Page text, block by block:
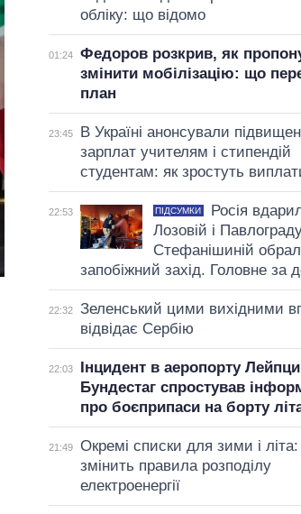
обліку: що відомо
01:24
Федоров розкрив, як
змінити мобілізацію: що
план
23:45
В Україні анонсували
зарплат учителям і стипендій
студентам: як зростуть
22:53 ПІДСУМКИ
Росія
Лозовій і
Стефанішиній
запобіжний захід. Головне за
22:32
Зеленський цими вихідними
відвідає Сербію
22:03
Інцидент в аеропорту
Бундестаг спростував
про боєприпаси на борту
21:49
Окремі списки для зими і
змінить правила розподілу
електроенергії